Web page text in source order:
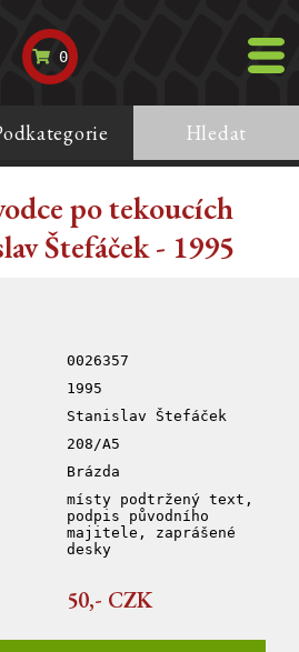
0
Hledat
po tekoucích
Štefáček - 1995
0026357
1995
Stanislav Štefáček
208/A5
Brázda
místy podtržený text,
podpis původního
majitele, zaprášené
desky
50,- CZK